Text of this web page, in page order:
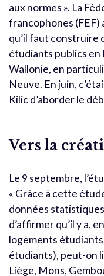
aux normes ». La
francophones (FEF)
qu’il faut construire
étudiants publics en
Wallonie, en
Neuve. En juin,
Kilic d’aborder le
Vers la
Le 9 septembre,
« Grâce à cette
données
d’affirmer qu’il y a,
logements
étudiants), peut-on
Liège, Mons,